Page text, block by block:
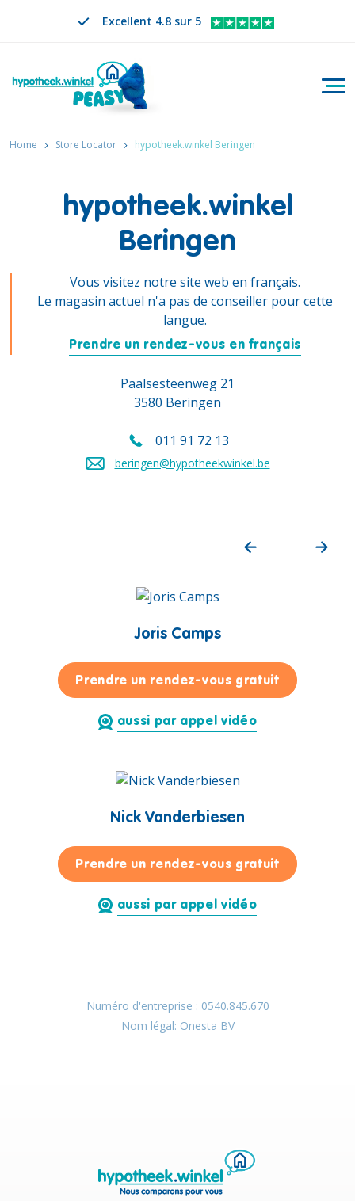
Excellent 4.8 sur 5
Rechercher
CHANGER DE LANGUE. LA LANGUE
FR
Home Store Locator hypotheek.winkel Beringen
hypotheek.winkel
Beringen
Vous visitez notre site web en français.
Le magasin actuel n'a pas de conseiller pour cette
langue.
Prendre un rendez-vous en français
Paalsesteenweg 21
3580 Beringen
Appelez-nous au
011 91 72 13
Envoyez un e-mail à
beringen@hypotheekwinkel.be
Joris Camps
Prendre un rendez-vous gratuitpour Joris
aussi par appel vidéo
Nick Vanderbiesen
Prendre un rendez-vous gratuitpour Nick
aussi par appel vidéo
Numéro d'entreprise : 0540.845.670
Nom légal: Onesta BV